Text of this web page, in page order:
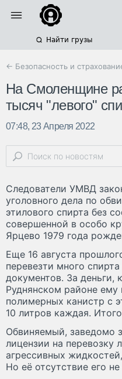
Найти грузы
← Безопасность и
На Смоленщине
тысяч "левого"
07:48, 23 Апреля 2022
Следователи УМВД
уголовного дела по
этилового спирта без
совершенной в особо
Ярцево 1979 года
Еще 16 августа
перевезти много
документов. За деньги,
Руднянском районе ему
полимерных канистр с
10 литров каждая.
Обвиняемый, заведомо
лицензии на перевозку
агрессивных
Но её отсутствие его